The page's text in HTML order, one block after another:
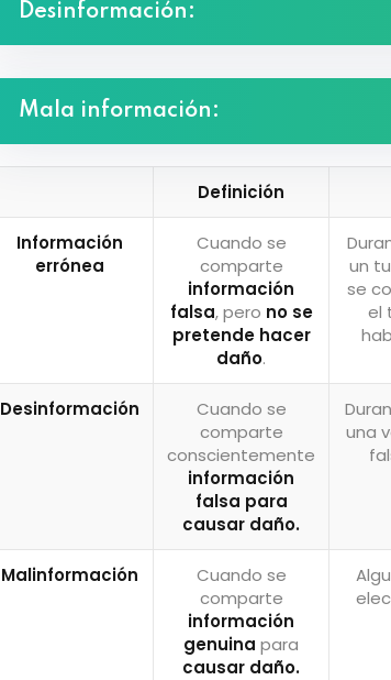
Desinformación:
Mala información:
Definición
Información
errónea
Cuando se
comparte
información
falsa, pero no se
pretende hacer
daño.
un
se
el
Desinformación
Cuando se
comparte
conscientemente
información
falsa para
causar daño.
una
Malinformación
Cuando se
comparte
información
genuina para
causar daño.